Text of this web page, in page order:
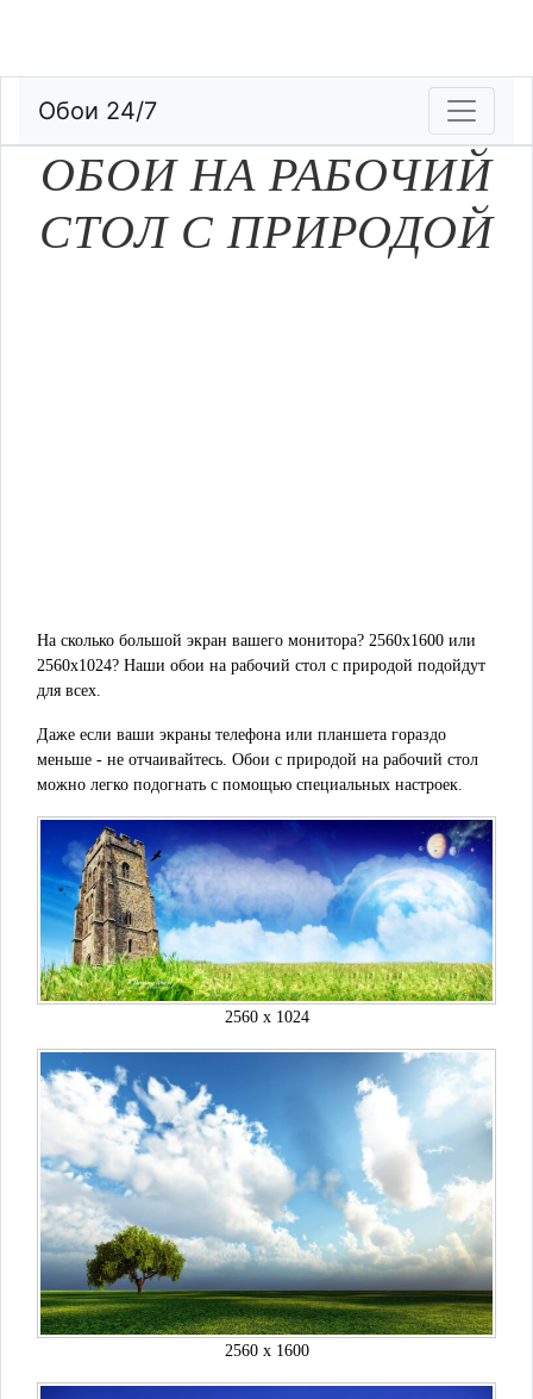
Обои 24/7
ОБОИ НА РАБОЧИЙ
СТОЛ С ПРИРОДОЙ
На сколько большой экран вашего монитора? 2560x1600 или
2560x1024? Наши обои на рабочий стол с природой подойдут
для всех.
Даже если ваши экраны телефона или планшета гораздо
меньше - не отчаивайтесь. Обои с природой на рабочий стол
можно легко подогнать с помощью специальных настроек.
2560 x 1024
2560 x 1600